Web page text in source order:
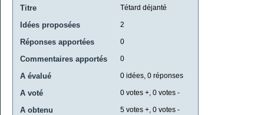
Titre Tétard déjanté
Idées proposées 2
Réponses apportées 0
Commentaires apportés 0
A évalué 0 idées, 0 réponses
A voté 0 votes +, 0 votes -
A obtenu 5 votes +, 0 votes -